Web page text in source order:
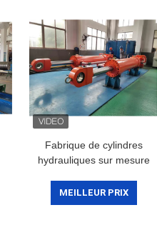
Fabrique de cylindres
hydrauliques sur mesure
MEILLEUR PRIX